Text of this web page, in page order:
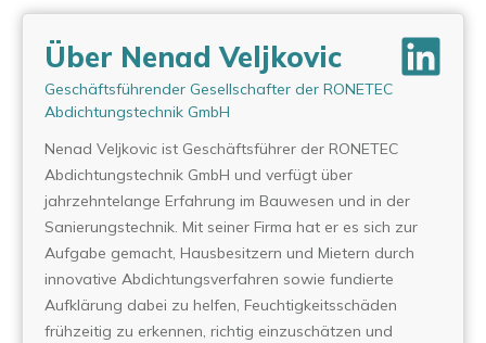
Über Nenad Veljkovic
Geschäftsführender Gesellschafter der RONETEC
Abdichtungstechnik GmbH
Nenad Veljkovic ist Geschäftsführer der RONETEC
Abdichtungstechnik GmbH und verfügt über
jahrzehntelange Erfahrung im Bauwesen und in der
Sanierungstechnik. Mit seiner Firma hat er es sich zur
Aufgabe gemacht, Hausbesitzern und Mietern durch
innovative Abdichtungsverfahren sowie fundierte
Aufklärung dabei zu helfen, Feuchtigkeitsschäden
frühzeitig zu erkennen, richtig einzuschätzen und